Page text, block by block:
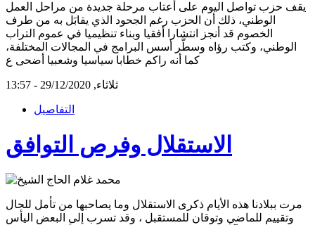
يقف حزب تواصل اليوم على أعتاب مرحلة جديدة من مراحل العمل
الوطني، ذلك أن الحزب رغم الجحود الذي يقابَل به من طرف
الخصوم قد أنجز انتشارا أفقيا وبناء تنظيميا في عموم التراب
الوطني، وكتب رؤاه وسطَّر أسس البرامج في المجالات المختلفة،
كما أنه راكم خطابا سياسيا وشعبيا أضحى ع
ثلاثاء, 29/12/2020 - 13:57
التفاصيل
الاستقلال وفرص التوافق
مرت ببلادنا هذه الأيام ذكرى الاستقلال وما يصاحبها من تأمل للحال
وتقييم للماضي وتوقان للمستقبل ، وقد تسرب إلى البعض اليأس